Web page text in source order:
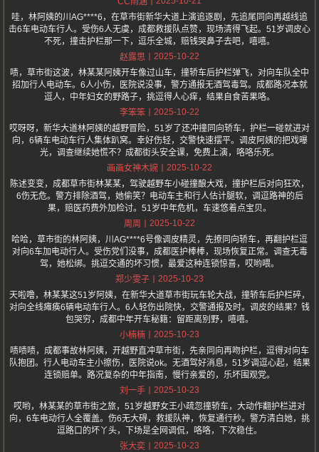
哇，林阿姨的川AG****6，在草市街新华大道上演追逐剧，先追尾同向再越线追
击6车电动车行人。受伤6人无虞，成都救援队点赞，现场清得飞起。51岁调皮心
不死，撞击护栏那一下，逗乐全城，赔钱哭鼻子去吧，嘻嘻。
赵露思
2025-10-22
啧，草市街这波，林某某阿姨开车像过山车，撞轿车后护栏弹飞，对向车队全中
招加行人电动车。6人小伤，医院说没事，警方通报无酒驾毒驾。成都路况本就
逗人，中年妇女的野路子，挑逗得人心痒，结果自食苦果咯。
李笨笨
2025-10-22
哎呀呀，新华大道林阿姨的越野冒险，51岁了还冲撞同向轿车，护栏一碰就进对
向，6辆车电动车行人集体趴窝。幸好伤轻，交警快速摆平。调皮阿姨的把戏曝
光，调查继续她慌不？成都街头安全课，免费上演，咯咯乐死。
画画女神木婉
2025-10-22
陈述变变，成都草市街林某某，驾驶越野车小碰撞酿大戏，撞护栏后对向狂欢，
6伤无危。警方排除酒驾，她偷笑？电动车主和行人估计腿软，调逗路神的后
果，赔医药费外加检讨。51岁中年危机，车速悠着点宝贝。
周周
2025-10-22
哈哈，草市街的林阿姨，川AG****6号像调皮精灵，先撩同向轿车，再翻护栏逗
对向6车加电动行人。受伤党们没事，成都医护棒棒，现场恢复正常。调查无毒
驾，她松绑。挑逗交通的坏习惯，最爱这种连锁惊喜，哎哟喂。
郑少雯子
2025-10-23
天啦噜，林某某这51岁阿姨，在新华大道草市街玩车轮大战，撞轿车后护栏碎，
对向全线瘫痪6辆电动车行人。6人轻伤出院快，交警通报及时。调皮的结果？钱
包哭穷，成都中年开车秘籍：留距离别野，嘻嘻。
小楠楠
2025-10-23
啧啧啧，成都事故林阿姨，开越野直冲草市街，先亲同向再吻护栏，逗得对向车
队抱团。行人电动车主小擦伤，医院说ok。无酒驾好消息，51岁调逗心起，结果
连锁赔单。路况复杂的中年指南，慢行亲爱的，乐坏围观党。
刘一手
2025-10-23
哎哟，林某某的草市街之旅，51岁越野女王小疏忽撞轿车，大动作翻护栏进对
向，6车电动行人全覆盖。伤6无大碍，救援队神，恢复通行秒。警方清白她，挑
逗路口的坏丫头，下场是全网调侃，咯咯，下次稳住。
张大奕
2025-10-23